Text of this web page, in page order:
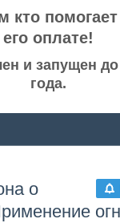
кто
его оплате!
и запущен до
года.
о